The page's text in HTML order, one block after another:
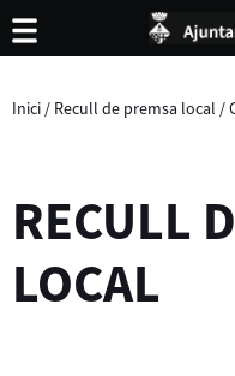
Inici / Recull de premsa local /
RECULL
LOCAL